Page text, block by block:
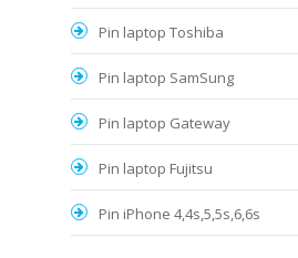
Pin laptop Toshiba
Pin laptop SamSung
Pin laptop Gateway
Pin laptop Fujitsu
Pin iPhone 4,4s,5,5s,6,6s